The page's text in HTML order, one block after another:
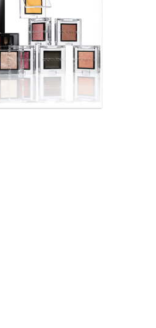
リティニュース
リー